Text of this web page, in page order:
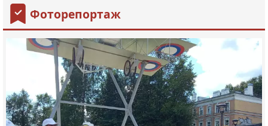
Фоторепортаж